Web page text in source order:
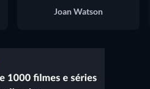
Joan Watson